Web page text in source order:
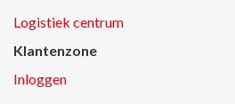
Logistiek centrum
Klantenzone
Inloggen